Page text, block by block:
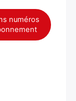
numéros